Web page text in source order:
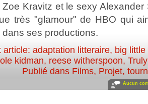
Kravitz et le sexy
très "glamour" de HBO qui
ses productions.
article:adaptation litteraire, big little
kidman, reese witherspoon,
Publié dans Films, Projet,
Aucun